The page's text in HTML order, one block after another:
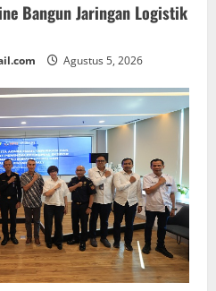
Bangun Jaringan Logistik
Agustus 5, 2026